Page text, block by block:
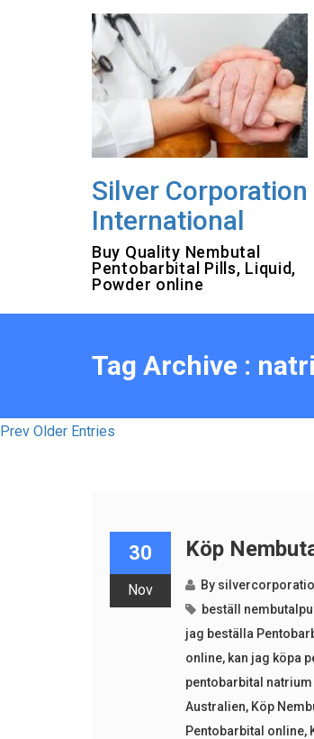
Silver Corporation
International
Buy Quality Nembutal
Pentobarbital Pills, Liquid,
Powder online
Tag Archive :
Prev Older Entries
30
Nov
Köp
By
beställ
jag beställa
online, kan jag köpa
pentobarbital
Australien, Köp
Pentobarbital online,